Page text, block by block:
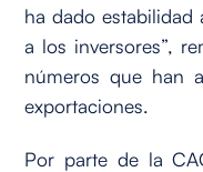
ha dado
a los inversores”,
números que han
exportaciones.
Por parte de la